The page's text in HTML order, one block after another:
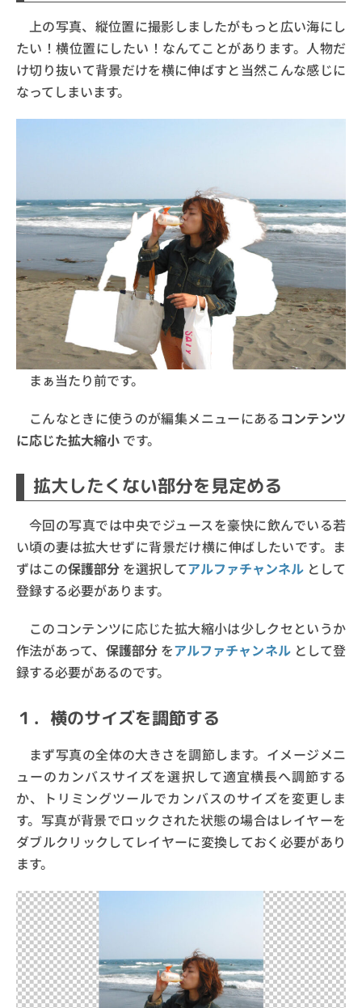
上の写真、縦位置に撮影しましたがもっと広い海にし
たい！横位置にしたい！なんてことがあります。人物だ
け切り抜いて背景だけを横に伸ばすと当然こんな感じに
なってしまいます。
まぁ当たり前です。
こんなときに使うのが編集メニューにある コンテンツ
に応じた拡大縮小 です。
拡大したくない部分を見定める
今回の写真では中央でジュースを豪快に飲んでいる若
い頃の妻は拡大せずに背景だけ横に伸ばしたいです。ま
ずはこの保護部分 を選択してアルファチャンネル として
登録する必要があります。
このコンテンツに応じた拡大縮小は少しクセというか
作法があって、 保護部分をアルファチャンネルとして登
録する必要があるのです。
１．横のサイズを調節する
まず写真の全体の大きさを調節します。イメージメニ
ューのカンバスサイズを選択して適宜横長へ調節する
か、トリミングツールでカンバスのサイズを変更しま
す。写真が背景でロックされた状態の場合はレイヤーを
ダブルクリックしてレイヤーに変換しておく必要があり
ます。